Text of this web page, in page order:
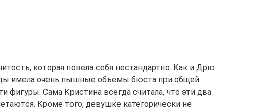
которая повела себя нестандартно. Как и Дрю
имела очень пышные объемы бюста при общей
фигуры. Сама Кристина всегда считала, что эти два
Кроме того, девушке категорически не